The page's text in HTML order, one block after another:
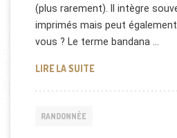
(plus rarement). Il intègre
imprimés mais peut
vous ? Le terme bandana …
LIRE LA SUITELES UTILITÉS DU
RANDONNÉE